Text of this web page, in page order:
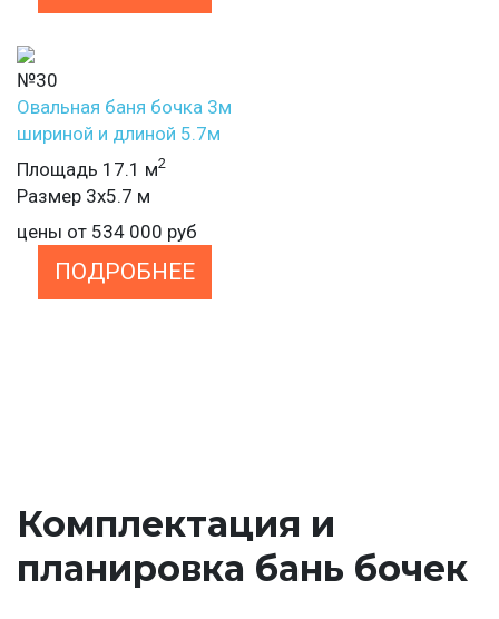
№30
Овальная баня бочка 3м
шириной и длиной 5.7м
Площадь 17.1 м2
Размер 3х5.7 м
цены от 534 000 руб
ПОДРОБНЕЕ
Комплектация и
планировка бань бочек